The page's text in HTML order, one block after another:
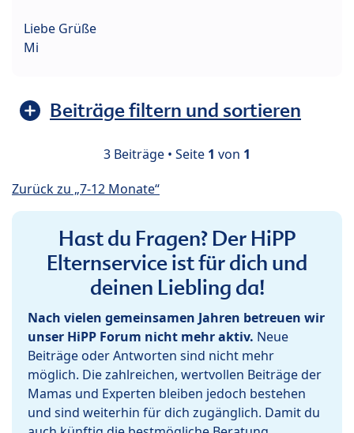
Liebe Grüße
Mi
Beiträge filtern und sortieren
3 Beiträge • Seite 1 von 1
Zurück zu „7-12 Monate“
Hast du Fragen? Der HiPP
Elternservice ist für dich und
deinen Liebling da!
Nach vielen gemeinsamen Jahren betreuen wir
unser HiPP Forum nicht mehr aktiv. Neue
Beiträge oder Antworten sind nicht mehr
möglich. Die zahlreichen, wertvollen Beiträge der
Mamas und Experten bleiben jedoch bestehen
und sind weiterhin für dich zugänglich. Damit du